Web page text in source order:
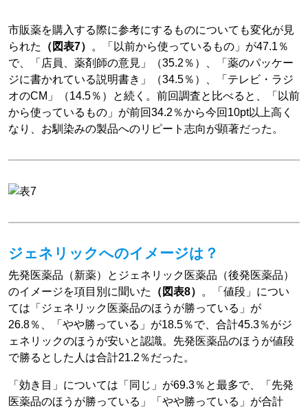
市販薬を購入する際に参考にするものについても変化が見
られた
（図表7）
。「以前から使っているもの」が47.1％
で、「店員、薬剤師の意見」（35.2％）、「薬のパッケー
ジに書かれている説明書き」（34.5％）、「テレビ・ラジ
オのCM」（14.5％）と続く。前回調査と比べると、「以前
から使っているもの」が前回34.2％から今回10pt以上高く
なり、お馴染みの製品へのリピート志向が顕著だった。
ジェネリックへのイメージは？
先発医薬品（新薬）とジェネリック医薬品（後発医薬品）
のイメージを項目別に聞いた
（図表8）
。「値段」につい
ては「ジェネリック医薬品のほうが勝っている」が
26.8％、「やや勝っている」が18.5％で、合計45.3％がジ
ェネリックのほうが安いと認識。先発医薬品のほうが値段
で勝るとした人は合計21.2％だった。
「効き目」については「同じ」が69.3％と最多で、「先発
医薬品のほうが勝っている」「やや勝っている」が合計